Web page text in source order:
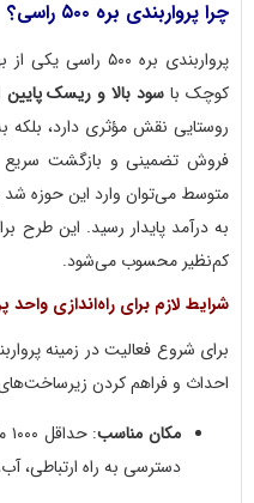
چرا پرواربندی بره ۵۰۰ راسی؟
پرواربندی بره ۵۰۰ راسی
کوچک با سود بالا و ریسک پایین
روستایی نقش مؤثری دارد، بلکه
فروش تضمینی و بازگشت سریع
متوسط می‌توان وارد این حوزه شد
به درآمد پایدار رسید. این طرح
کم‌نظیر محسوب می‌شود.
شرایط لازم برای راه‌اندازی واحد
احداث و فراهم کردن زیرساخت‌های
مکان مناسب
:
دسترسی به راه ارتباطی، آب،